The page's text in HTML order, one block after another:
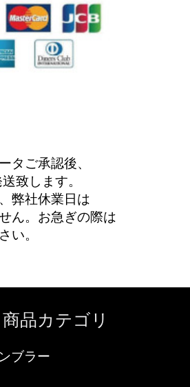
タご承認後、
致します。
弊社休業日は
ん。お急ぎの際は
い。
品カテゴリ
ブラー